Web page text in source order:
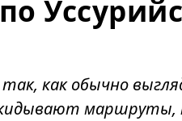
как обычно